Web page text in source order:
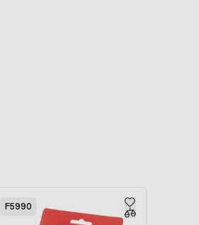
F5990